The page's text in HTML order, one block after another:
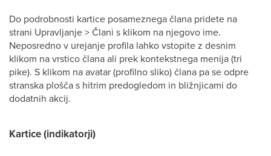
Do podrobnosti kartice posameznega člana pridete na
strani Upravljanje > Člani s klikom na njegovo ime.
Neposredno v urejanje profila lahko vstopite z desnim
klikom na vrstico člana ali prek kontekstnega menija (tri
pike). S klikom na avatar (profilno sliko) člana pa se odpre
stranska plošča s hitrim predogledom in bližnjicami do
dodatnih akcij.
Kartice (indikatorji)